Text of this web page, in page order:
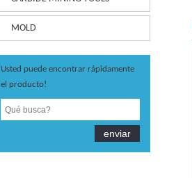
MOLD
Usted puede encontrar rápidamente
el producto!